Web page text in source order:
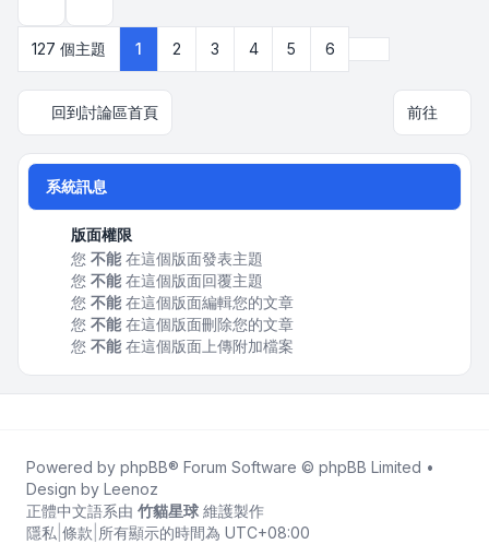
127 個主題
1 2 3 4 5 6
回到討論區首頁 前往
系統訊息
版面權限
您 不能在這個版面發表主題
您 不能在這個版面回覆主題
您 不能在這個版面編輯您的文章
您 不能在這個版面刪除您的文章
您 不能在這個版面上傳附加檔案
Powered by phpBB® Forum Software © phpBB Limited •
Design by Leenoz
正體中文語系由 竹貓星球 維護製作
隱私 條款 所有顯示的時間為 UTC+08:00